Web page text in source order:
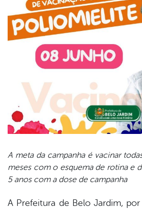
A meta da campanha é vacinar
meses com o esquema de rotina e
5 anos com a dose de campanha
A Prefeitura de Belo Jardim,